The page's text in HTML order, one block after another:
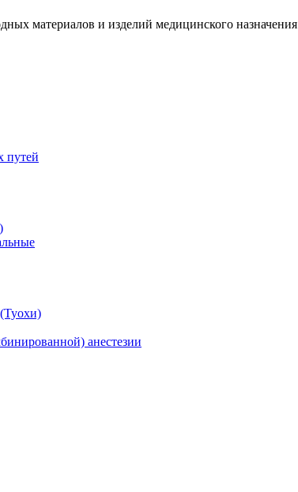
материалов и изделий медицинского назначения
путей
анестезии